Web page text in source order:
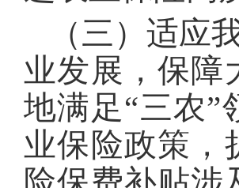
（三）适应
业发展，保障
地满足“三农”
业保险政策，